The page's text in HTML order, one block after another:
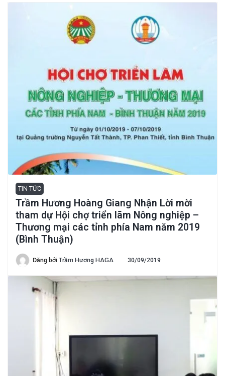
TIN TỨC
Trầm Hương Hoàng Giang Nhận Lời mời
tham dự Hội chợ triển lãm Nông nghiệp –
Thương mại các tỉnh phía Nam năm 2019
(Bình Thuận)
Đăng bởi Trầm Hương HAGA 30/09/2019